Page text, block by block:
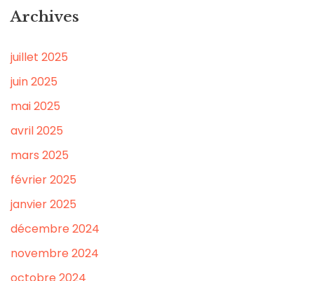
Archives
juillet 2025
juin 2025
mai 2025
avril 2025
mars 2025
février 2025
janvier 2025
décembre 2024
novembre 2024